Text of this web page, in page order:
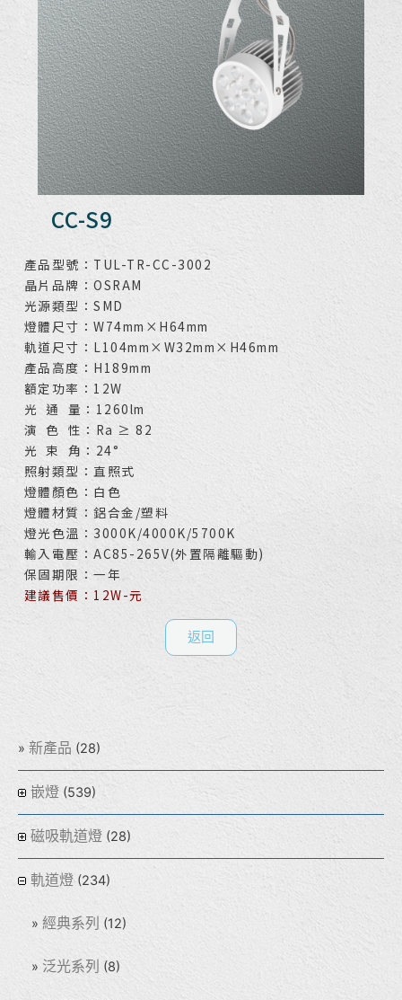
新產品 (28)
嵌燈 (539)
磁吸軌道燈 (28)
軌道燈 (234)
經典系列 (12)
泛光系列 (8)
CC-S9
產品型號：TUL-TR-CC-3002
晶片品牌：OSRAM
光源類型：SMD
燈體尺寸：W74mm×H64mm
軌道尺寸：L104mm×W32mm×H46mm
產品高度：H189mm
額定功率：12W
光 通 量：1260lm
演 色 性：Ra ≥ 82
光 束 角：24°
照射類型：直照式
燈體顏色：白色
燈體材質：鋁合金/塑料
燈光色溫：3000K/4000K/5700K
輸入電壓：AC85-265V(外置隔離驅動)
保固期限：一年
建議售價：12W-元
返回